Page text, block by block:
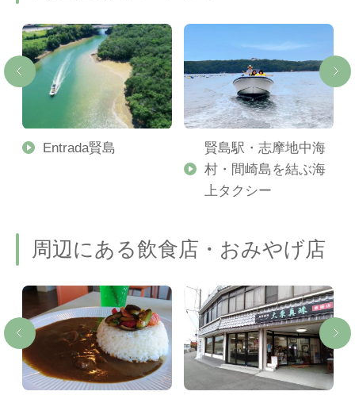
Entrada賢島
賢島駅・志摩地中海
村・間崎島を結ぶ海
上タクシー
周辺にある飲食店・おみやげ店